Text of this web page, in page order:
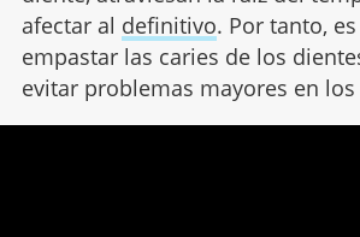
afectar al definitivo. Por tanto,
empastar las caries de los
evitar problemas mayores en